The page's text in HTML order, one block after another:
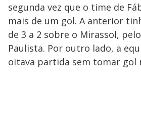
segunda vez que o time de
mais de um gol. A anterior
de 3 a 2 sobre o Mirassol,
Paulista. Por outro lado, a
oitava partida sem tomar gol